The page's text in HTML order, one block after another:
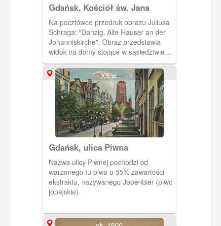
Gdańsk, Kościół św. Jana
Na pocztówce przedruk obrazu Juliusa
Schraga: "Danzig, Alte Hauser an der
Johanniskirche". Obraz przedstawia
widok na domy stojące w sąsiedztwie
Kościoła św. Jana
XX w.
Gdańsk, ulica Piwna
Nazwa ulicy Piwnej pochodzi od
warzonego tu piwa o 55% zawartości
ekstraktu, nazywanego Jopenbier (piwo
jopejskie).